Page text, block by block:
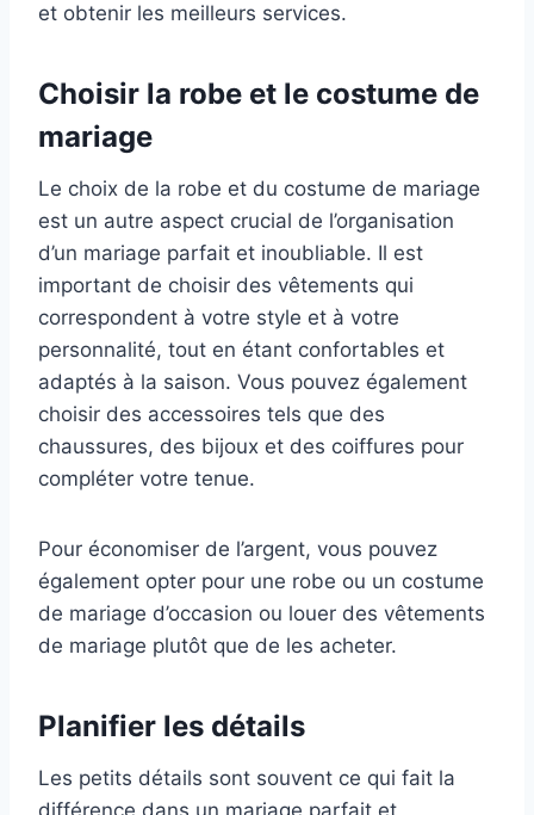
et obtenir les meilleurs services.
Choisir la robe et le costume de
mariage
Le choix de la robe et du costume de mariage
est un autre aspect crucial de l’organisation
d’un mariage parfait et inoubliable. Il est
important de choisir des vêtements qui
correspondent à votre style et à votre
personnalité, tout en étant confortables et
adaptés à la saison. Vous pouvez également
choisir des accessoires tels que des
chaussures, des bijoux et des coiffures pour
compléter votre tenue.
Pour économiser de l’argent, vous pouvez
également opter pour une robe ou un costume
de mariage d’occasion ou louer des vêtements
de mariage plutôt que de les acheter.
Planifier les détails
Les petits détails sont souvent ce qui fait la